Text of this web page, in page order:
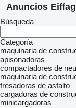
Anuncios
Búsqueda
Categoría
maquinaria de
apisonadoras
compactadores de
maquinaria de
fresadoras de asfalto
cargadoras de
minicargadoras